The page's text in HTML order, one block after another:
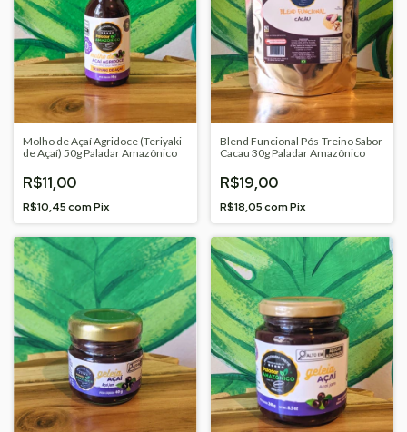
Molho de Açaí Agridoce (Teriyaki
de Açaí) 50g Paladar Amazônico
R$11,00
R$10,45comPix
Blend Funcional Pós-Treino Sabor
Cacau 30g Paladar Amazônico
R$19,00
R$18,05comPix